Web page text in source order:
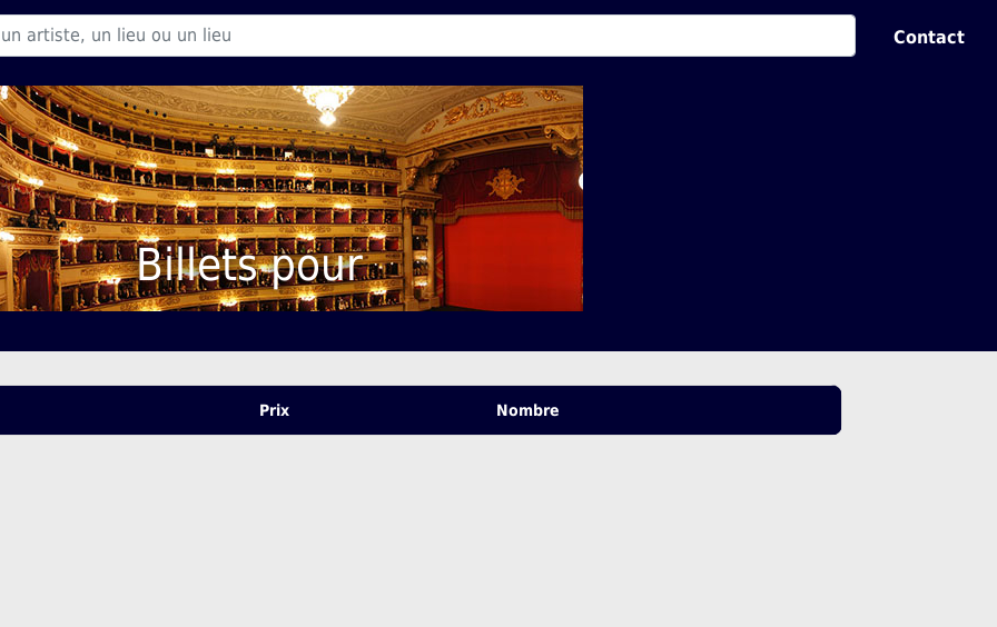
Contact
Billets pour
Prix Nombre